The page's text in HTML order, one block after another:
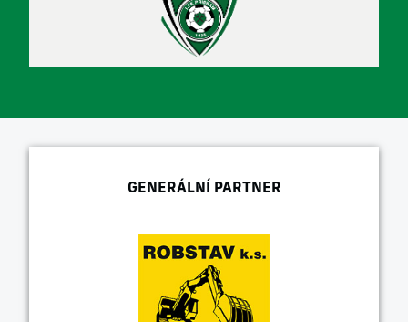
GENERÁLNÍ PARTNER